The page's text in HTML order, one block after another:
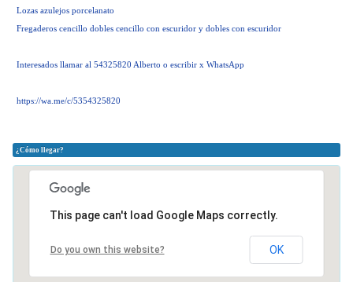
Lozas azulejos porcelanato
Fregaderos cencillo dobles cencillo con escuridor y dobles con escuridor
Interesados llamar al 54325820 Alberto o escribir x WhatsApp
https://wa.me/c/5354325820
¿Cómo llegar?
This page can't load Google Maps correctly.
Do you own this website? OK